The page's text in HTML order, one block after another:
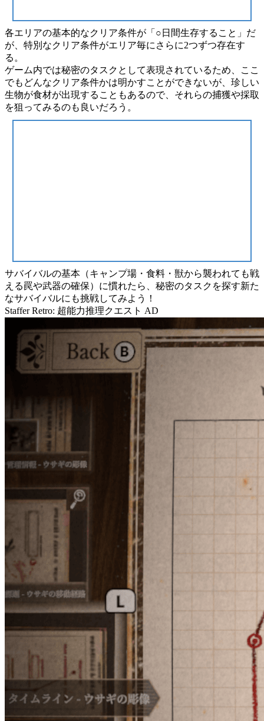
各エリアの基本的なクリア条件が 「○日間生存すること」 だ
が、特別なクリア条件がエリア毎にさらに2つずつ存在す
る。
ゲーム内では秘密のタスク として表現されているため、ここ
でもどんなクリア条件かは明かすことができないが、珍しい
生物が食材が出現することもあるので、それらの捕獲や採取
を狙ってみるのも良いだろう。
サバイバルの基本（キャンプ場・食料・獣から襲われても戦
える罠や武器の確保）に慣れたら、秘密のタスクを探す新た
なサバイバルにも挑戦してみよう！
Staffer Retro: 超能力推理クエスト AD